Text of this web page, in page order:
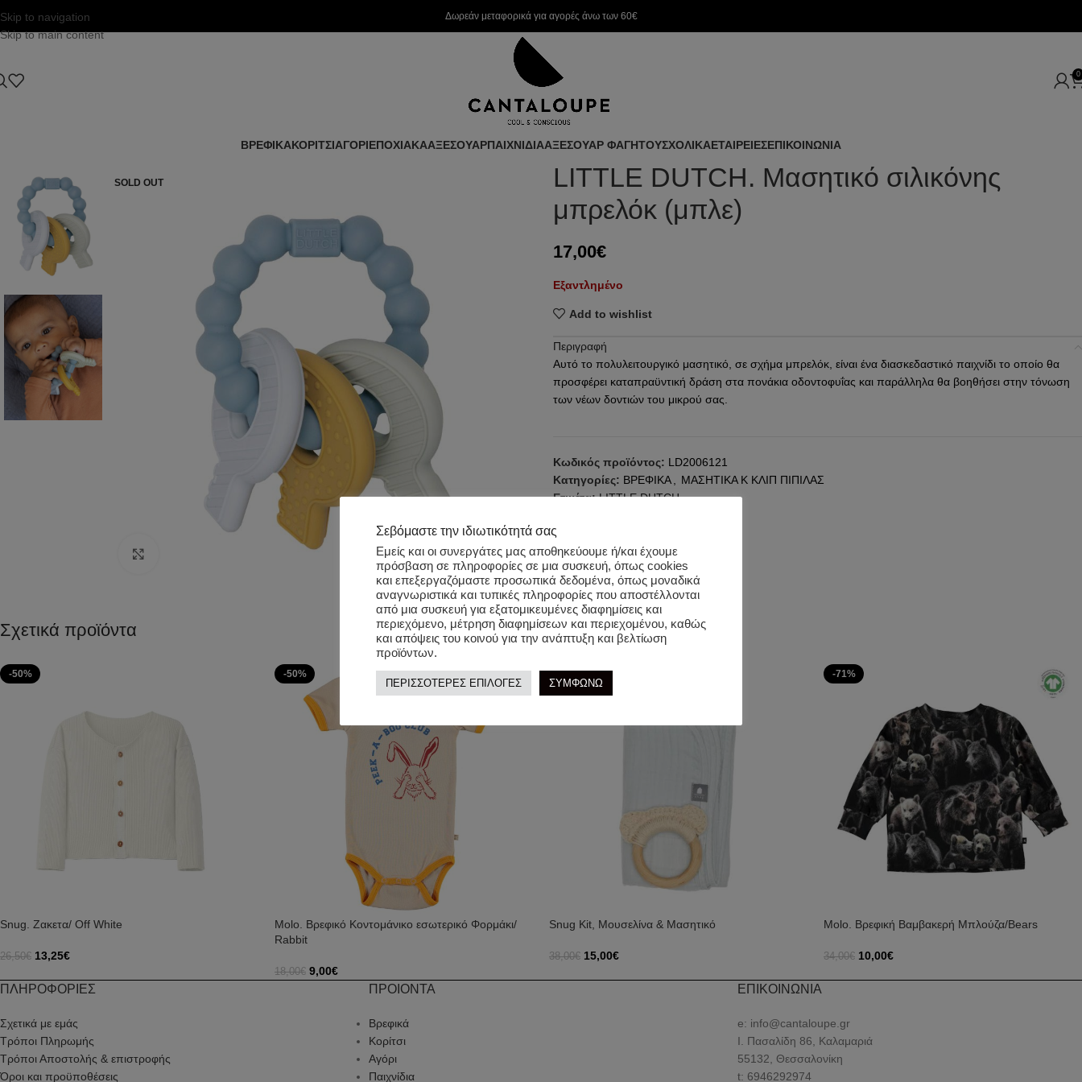
Skip to navigation
Skip to main content
Δωρεάν μεταφορικά για αγορές άνω των 60€
0
ΒΡΕΦΙΚΑΚΟΡΙΤΣΙΑΓΟΡΙΕΠΟΧΙΑΚΑΑΞΕΣΟΥΑΡΠΑΙΧΝΙΔΙΑΑΞΕΣΟΥΑΡ ΦΑΓΗΤΟΥΣΧΟΛΙΚΑΕΤΑΙΡΕΙΕΣΕΠΙΚΟΙΝΩΝΙΑ
SOLD OUT
LITTLE DUTCH. Μασητικό σιλικόνης
μπρελόκ (μπλε)
17,00€
Εξαντλημένο
Add to wishlist
Περιγραφή
Αυτό το πολυλειτουργικό μασητικό, σε σχήμα μπρελόκ, είναι ένα διασκεδαστικό παιχνίδι το οποίο θα
προσφέρει καταπραϋντική δράση στα πονάκια οδοντοφυΐας και παράλληλα θα βοηθήσει στην τόνωση
των νέων δοντιών του μικρού σας.
Κωδικός προϊόντος: LD2006121
Κατηγορίες: ΒΡΕΦΙΚΑ
ΜΑΣΗΤΙΚΑ Κ ΚΛΙΠ ΠΙΠΙΛΑΣ
Ετικέτα: LITTLE DUTCH
Share:
Σχετικά προϊόντα
-50%
Snug. Ζακετα/ Off White
26,50€ 13,25€
-50%
Molo. Βρεφικό Κοντομάνικο εσωτερικό Φορμάκι/
Rabbit
18,00€ 9,00€
-61%
Snug Kit, Μουσελίνα & Μασητικό
38,00€ 15,00€
-71%
Molo. Βρεφική Βαμβακερή Μπλούζα/Bears
34,00€ 10,00€
ΠΛΗΡΟΦΟΡΙΕΣ
Σχετικά με εμάς
Τρόποι Πληρωμής
Τρόποι Αποστολής & επιστροφής
Όροι και προϋποθέσεις
ΠΡΟΙΟΝΤΑ
Βρεφικά
Κορίτσι
Αγόρι
Παιχνίδια
ΕΠΙΚΟΙΝΩΝΙΑ
e: info@cantaloupe.gr
Ι. Πασαλίδη 86, Καλαμαριά
55132, Θεσσαλονίκη
t: 6946292974
Σεβόμαστε την ιδιωτικότητά σας
Εμείς και οι συνεργάτες μας αποθηκεύουμε ή/και έχουμε
πρόσβαση σε πληροφορίες σε μια συσκευή, όπως cookies
και επεξεργαζόμαστε προσωπικά δεδομένα, όπως μοναδικά
αναγνωριστικά και τυπικές πληροφορίες που αποστέλλονται
από μια συσκευή για εξατομικευμένες διαφημίσεις και
περιεχόμενο, μέτρηση διαφημίσεων και περιεχομένου, καθώς
και απόψεις του κοινού για την ανάπτυξη και βελτίωση
προϊόντων.
ΠΕΡΙΣΣΟΤΕΡΕΣ ΕΠΙΛΟΓΕΣ ΣΥΜΦΩΝΩ